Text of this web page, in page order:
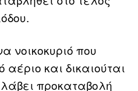
νοικοκυριό που
αέριο και δικαιούται
προκαταβολή